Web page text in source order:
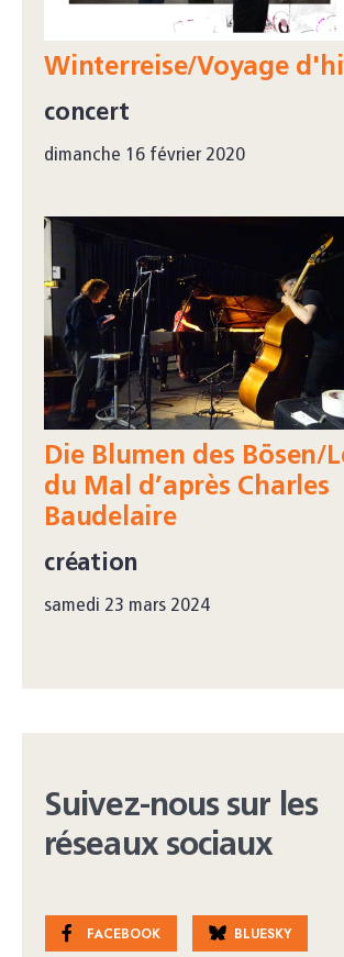
Winterreise/Voyage
concert
dimanche 16 février 2020
Die Blumen des Bösen/
du Mal d’après Charles
Baudelaire
création
samedi 23 mars 2024
Suivez-nous sur les
réseaux sociaux
FACEBOOK BLUESKY